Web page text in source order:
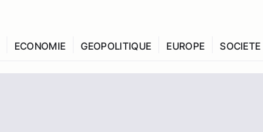
ECONOMIE GEOPOLITIQUE EUROPE SOCIETE